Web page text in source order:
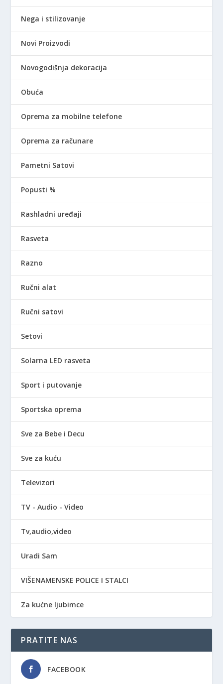
Nega i stilizovanje
Novi Proizvodi
Novogodišnja dekoracija
Obuća
Oprema za mobilne telefone
Oprema za računare
Pametni Satovi
Popusti %
Rashladni uređaji
Rasveta
Razno
Ručni alat
Ručni satovi
Setovi
Solarna LED rasveta
Sport i putovanje
Sportska oprema
Sve za Bebe i Decu
Sve za kuću
Televizori
TV - Audio - Video
Tv,audio,video
Uradi Sam
VIŠENAMENSKE POLICE I STALCI
Za kućne ljubimce
PRATITE NAS
FACEBOOK